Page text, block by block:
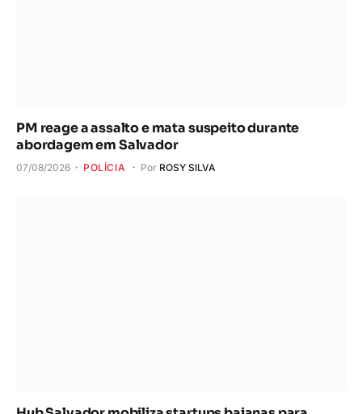
PM reage a assalto e mata suspeito durante
abordagem em Salvador
07/08/2026 POLÍCIA Por ROSY SILVA